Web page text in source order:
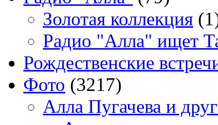
Золотая коллекция
Радио "Алла" ищет
Рождественские
Фото (3217)
Алла Пугачева и